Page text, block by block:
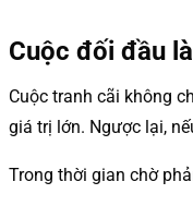
Cuộc đối đầu
Cuộc tranh cãi không
giá trị lớn. Ngược lại,
Trong thời gian chờ